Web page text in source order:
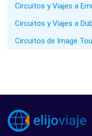
Circuitos y Viajes a
Circuitos y Viajes a
Circuitos de Image